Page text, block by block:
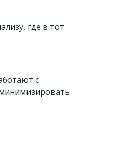
где в тот
с